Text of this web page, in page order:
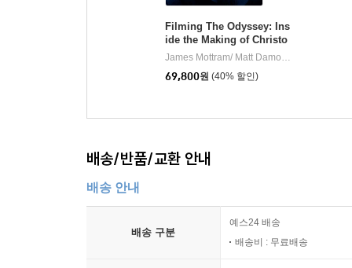
Filming The Odyssey: Ins
ide the Making of Christo
pher Nolan's Modern EpiJames Mottram/ Matt Damon (FRW)
69,800원 (40% 할인)
배송/반품/교환 안내
배송 안내
배송 구분
예스24 배송
배송비 : 무료배송